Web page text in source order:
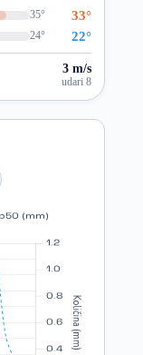
35° 33°
24° 22°
3 m/s
udari 8